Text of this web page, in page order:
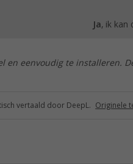
Ja, ik kan
en eenvoudig te installeren.
vertaald door DeepL. Originele